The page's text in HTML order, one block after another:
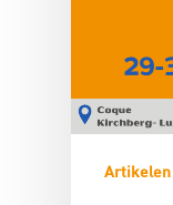
Artikelen